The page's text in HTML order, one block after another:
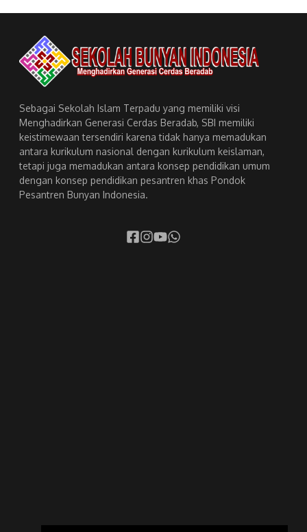
Sebagai Sekolah Islam Terpadu yang memiliki visi
Menghadirkan Generasi Cerdas Beradab, SBI memiliki
keistimewaan tersendiri karena tidak hanya memadukan
antara kurikulum nasional dengan kurikulum keislaman,
tetapi juga memadukan antara konsep pendidikan umum
dengan konsep pendidikan pesantren khas Pondok
Pesantren Bunyan Indonesia.